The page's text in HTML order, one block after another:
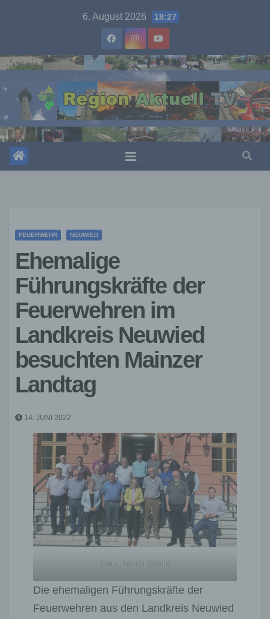
6. August 2026 18:27
FEUERWEHR NEUWIED
Ehemalige
Führungskräfte der
Feuerwehren im
Landkreis Neuwied
besuchten Mainzer
Landtag
14. JUNI 2022
Foto: PM der KVNR
Die ehemaligen Führungskräfte der
Feuerwehren aus den Landkreis Neuwied